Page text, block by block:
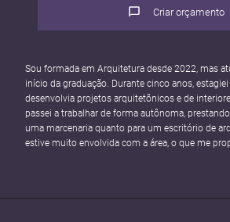
Criar orçamento
Sou formada em Arquitetura desde 2022, mas
início da graduação. Durante cinco anos,
desenvolvia projetos arquitetônicos e de
passei a trabalhar de forma autônoma,
uma marcenaria quanto para um escritório de
estive muito envolvida com a área, o que me